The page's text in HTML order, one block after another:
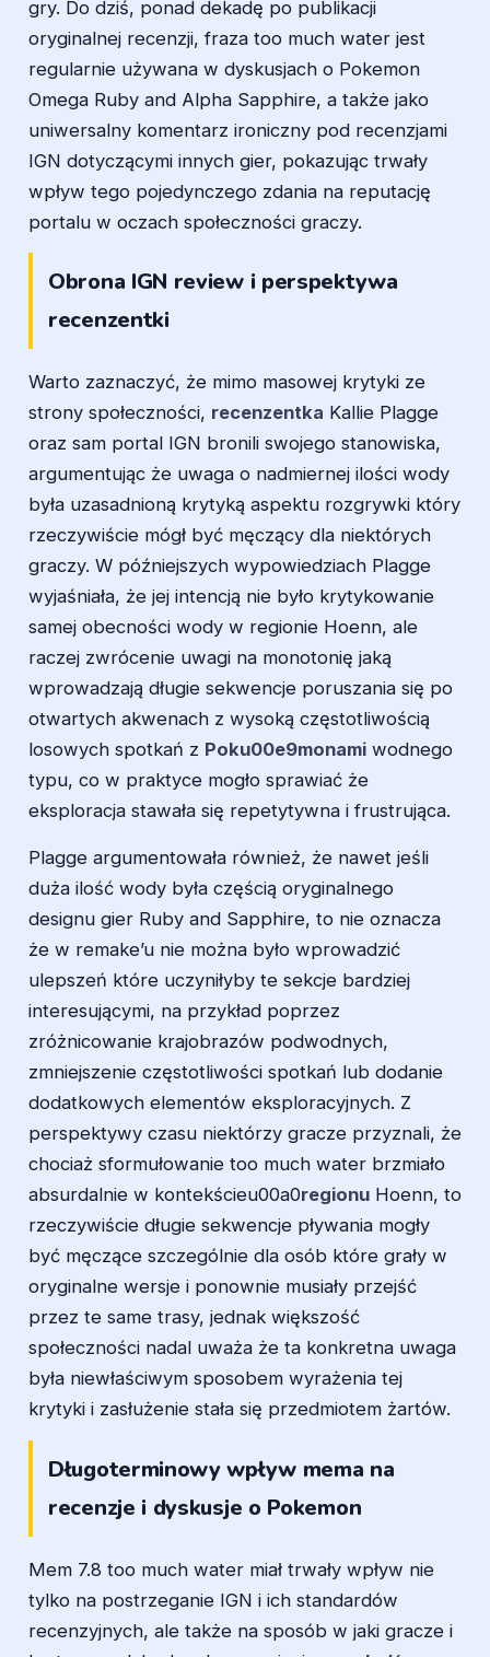
gry. Do dziś, ponad dekadę po publikacji
oryginalnej recenzji, fraza too much water jest
regularnie używana w dyskusjach o Pokemon
Omega Ruby and Alpha Sapphire, a także jako
uniwersalny komentarz ironiczny pod recenzjami
IGN dotyczącymi innych gier, pokazując trwały
wpływ tego pojedynczego zdania na reputację
portalu w oczach społeczności graczy.
Obrona IGN review i perspektywa
recenzentki
Warto zaznaczyć, że mimo masowej krytyki ze
strony społeczności, recenzentka Kallie Plagge
oraz sam portal IGN bronili swojego stanowiska,
argumentując że uwaga o nadmiernej ilości wody
była uzasadnioną krytyką aspektu rozgrywki który
rzeczywiście mógł być męczący dla niektórych
graczy. W późniejszych wypowiedziach Plagge
wyjaśniała, że jej intencją nie było krytykowanie
samej obecności wody w regionie Hoenn, ale
raczej zwrócenie uwagi na monotonię jaką
wprowadzają długie sekwencje poruszania się po
otwartych akwenach z wysoką częstotliwością
losowych spotkań z Poku00e9monami wodnego
typu, co w praktyce mogło sprawiać że
eksploracja stawała się repetytywna i frustrująca.
Plagge argumentowała również, że nawet jeśli
duża ilość wody była częścią oryginalnego
designu gier Ruby and Sapphire, to nie oznacza
że w remake’u nie można było wprowadzić
ulepszeń które uczyniłyby te sekcje bardziej
interesującymi, na przykład poprzez
zróżnicowanie krajobrazów podwodnych,
zmniejszenie częstotliwości spotkań lub dodanie
dodatkowych elementów eksploracyjnych. Z
perspektywy czasu niektórzy gracze przyznali, że
chociaż sformułowanie too much water brzmiało
absurdalnie w kontekścieu00a0regionu Hoenn, to
rzeczywiście długie sekwencje pływania mogły
być męczące szczególnie dla osób które grały w
oryginalne wersje i ponownie musiały przejść
przez te same trasy, jednak większość
społeczności nadal uważa że ta konkretna uwaga
była niewłaściwym sposobem wyrażenia tej
krytyki i zasłużenie stała się przedmiotem żartów.
Długoterminowy wpływ mema na
recenzje i dyskusje o Pokemon
Mem 7.8 too much water miał trwały wpływ nie
tylko na postrzeganie IGN i ich standardów
recenzyjnych, ale także na sposób w jaki gracze i